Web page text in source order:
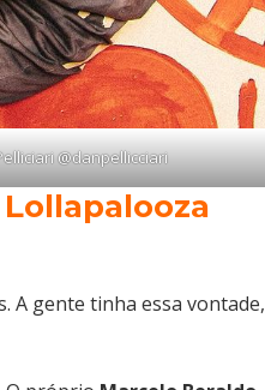
@danpellicciari
A gente tinha essa vontade,